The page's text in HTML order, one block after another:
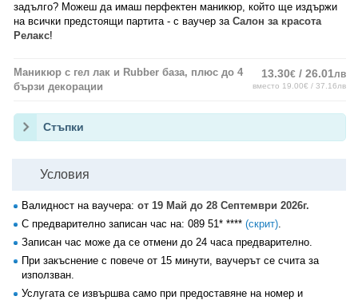
задълго? Можеш да имаш перфектен маникюр, който ще издържи
на всички предстоящи партита - с ваучер за Салон за красота
Релакс!
Маникюр с гел лак и Rubber база, плюс до 4
бързи декорации
13.30€ / 26.01лв
вместо 19.00€ / 37.16лв
Стъпки
Условия
Валидност на ваучера: от 19 Май до 28 Септември 2026г.
С предварително записан час на: 089 51* **** (скрит).
Записан час може да се отмени до 24 часа предварително.
При закъснение с повече от 15 минути, ваучерът се счита за
използван.
Услугата се извършва само при предоставяне на номер и